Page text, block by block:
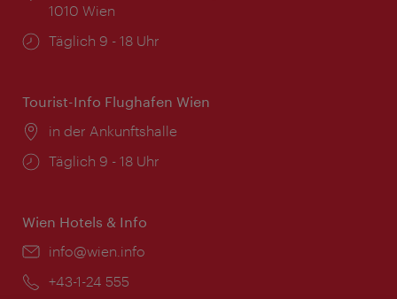
1010 Wien
Öffnungszeiten:
Täglich 9 - 18 Uhr
Tourist-Info Flughafen Wien
Ort:
in der Ankunftshalle
Öffnungszeiten:
Täglich 9 - 18 Uhr
Wien Hotels & Info
Email:
info@wien.info
Telefon:
+43-1-24 555